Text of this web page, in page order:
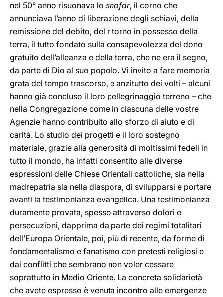
nel 50° anno risuonava lo shofar, il corno che
annunciava l’anno di liberazione degli schiavi, della
remissione del debito, del ritorno in possesso della
terra, il tutto fondato sulla consapevolezza del dono
gratuito dell’alleanza e della terra, che ne era il segno,
da parte di Dio al suo popolo. Vi invito a fare memoria
grata del tempo trascorso, e anzitutto dei volti – alcuni
hanno già concluso il loro pellegrinaggio terreno – che
nella Congregazione come in ciascuna delle vostre
Agenzie hanno contribuito allo sforzo di aiuto e di
carità. Lo studio dei progetti e il loro sostegno
materiale, grazie alla generosità di moltissimi fedeli in
tutto il mondo, ha infatti consentito alle diverse
espressioni delle Chiese Orientali cattoliche, sia nella
madrepatria sia nella diaspora, di svilupparsi e portare
avanti la testimonianza evangelica. Una testimonianza
duramente provata, spesso attraverso dolori e
persecuzioni, dapprima da parte dei regimi totalitari
dell’Europa Orientale, poi, più di recente, da forme di
fondamentalismo e fanatismo con pretesti religiosi e
dai conflitti che sembrano non voler cessare
soprattutto in Medio Oriente. La concreta solidarietà
che avete espresso è venuta incontro alle emergenze